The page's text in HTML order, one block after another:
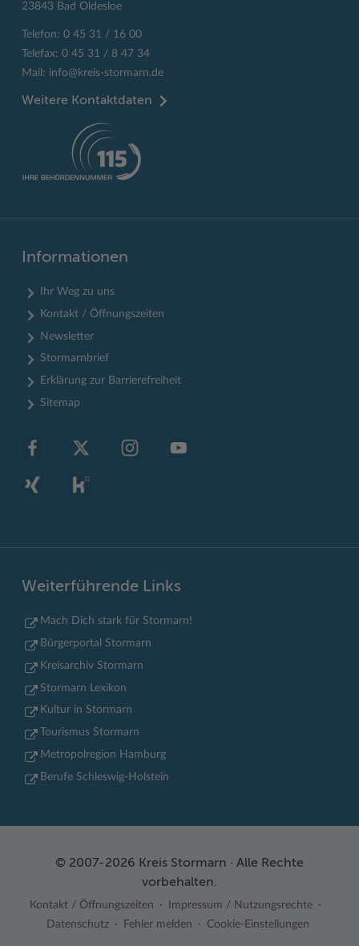
23843 Bad Oldesloe
Telefon: 0 45 31 / 16 00
Telefax: 0 45 31 / 8 47 34
Mail: info@kreis-stormarn.de
Weitere Kontaktdaten
Informationen
Ihr Weg zu uns
Kontakt / Öffnungszeiten
Newsletter
Stormarnbrief
Erklärung zur Barrierefreiheit
Sitemap
Weiterführende Links
Mach Dich stark für Stormarn!
Bürgerportal Stormarn
Kreisarchiv Stormarn
Stormarn Lexikon
Kultur in Stormarn
Tourismus Stormarn
Metropolregion Hamburg
Berufe Schleswig-Holstein
© 2007-2026 Kreis Stormarn · Alle Rechte
vorbehalten.
Kontakt / Öffnungszeiten
Impressum / Nutzungsrechte
Datenschutz
Fehler melden Cookie-Einstellungen